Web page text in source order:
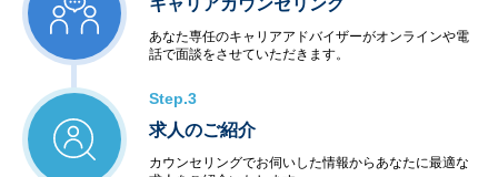
キャリアカウンセリング
あなた専任のキャリアアドバイザーがオンラインや電
話で面談をさせていただきます。
Step.3
求人のご紹介
カウンセリングでお伺いした情報からあなたに最適な